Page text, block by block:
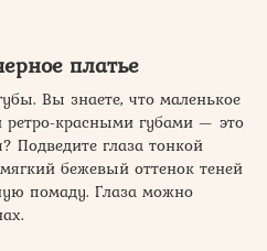
платье
Вы знаете, что маленькое
ретро-красными губами — это
Подведите глаза тонкой
бежевый оттенок теней
помаду. Глаза можно